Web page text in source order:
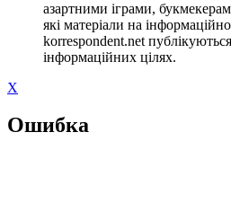
азартними іграми,
які матеріали на
korrespondent.net
інформаційних цілях.
X
Ошибка